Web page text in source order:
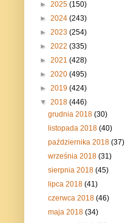
► 2025 (150)
► 2024 (243)
► 2023 (254)
► 2022 (335)
► 2021 (428)
► 2020 (495)
► 2019 (424)
▼ 2018 (446)
grudnia 2018(30)
listopada 2018(40)
października 2018(37)
września 2018(31)
sierpnia 2018(45)
lipca 2018(41)
czerwca 2018(46)
maja 2018(34)